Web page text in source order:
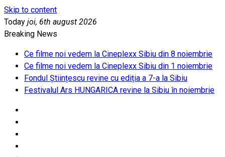
Skip to content
Today joi, 6th august 2026
Breaking News
Ce filme noi vedem la Cineplexx Sibiu din 8 noiembrie
Ce filme noi vedem la Cineplexx Sibiu din 1 noiembrie
Fondul Științescu revine cu ediția a 7-a la Sibiu
Festivalul Ars HUNGARICA revine la Sibiu în noiembrie